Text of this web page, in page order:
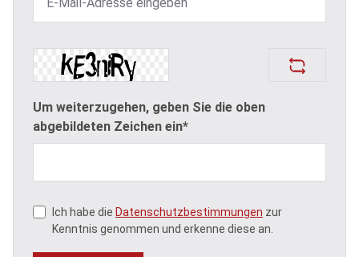
Um weiterzugehen, geben Sie die oben
abgebildeten Zeichen ein*
Ich habe die Datenschutzbestimmungen zur
Kenntnis genommen und erkenne diese an.